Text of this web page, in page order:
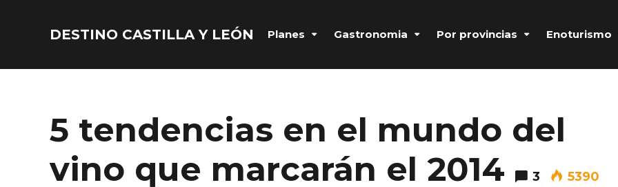
DESTINO CASTILLA Y LEÓN Planes Gastronomia Por provincias Enoturismo
5 tendencias en el mundo del
vino que marcarán el 2014
3 5390
Nombre de usuario o correo electrónico